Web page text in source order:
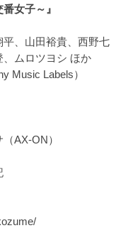
女子～』
、山田裕貴、西野七
ムロツヨシ ほか
Music Labels）
AX-ON）